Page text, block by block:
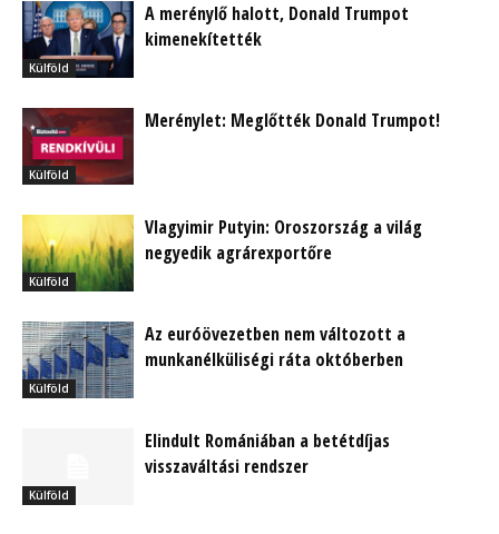
Külföld
A merénylő halott, Donald Trumpot
kimenekítették
Külföld
Merénylet: Meglőtték Donald Trumpot!
Külföld
Vlagyimir Putyin: Oroszország a világ
negyedik agrárexportőre
Külföld
Az euróövezetben nem változott a
munkanélküliségi ráta októberben
Külföld
Elindult Romániában a betétdíjas
visszaváltási rendszer